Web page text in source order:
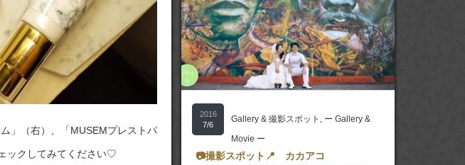
」（右）、「MUSEMプレストパ
ックしてみてください♡
2016
7/6
Gallery & 撮影スポット , ー Gallery &
Movie ー
📷撮影スポット📍 カカアコ